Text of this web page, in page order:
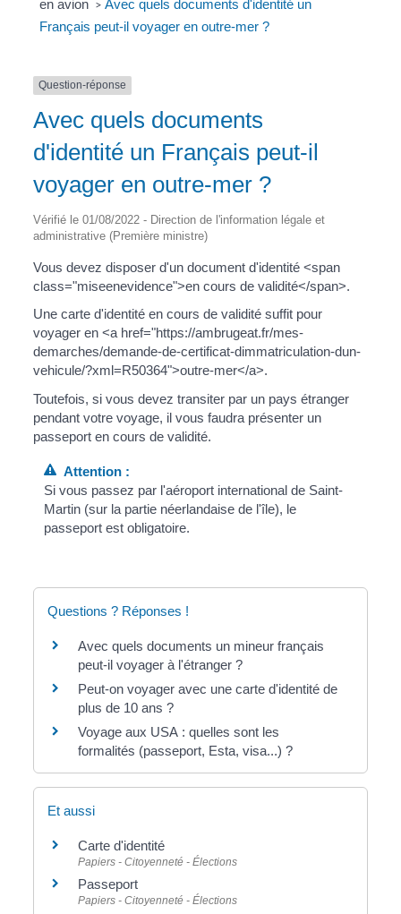
en avion > Avec quels documents d'identité un
Français peut-il voyager en outre-mer ?
Question-réponse
Avec quels documents
d'identité un Français peut-il
voyager en outre-mer ?
Vérifié le 01/08/2022 - Direction de l'information légale et
administrative (Première ministre)
Vous devez disposer d'un document d'identité <span
class="miseenevidence">en cours de validité</span>.
Une carte d'identité en cours de validité suffit pour
voyager en <a href="https://ambrugeat.fr/mes-
demarches/demande-de-certificat-dimmatriculation-dun-
vehicule/?xml=R50364">outre-mer</a>.
Toutefois, si vous devez transiter par un pays étranger
pendant votre voyage, il vous faudra présenter un
passeport en cours de validité.
Attention :
Si vous passez par l'aéroport international de Saint-
Martin (sur la partie néerlandaise de l'île), le
passeport est obligatoire.
Questions ? Réponses !
Avec quels documents un mineur français
peut-il voyager à l'étranger ?
Peut-on voyager avec une carte d'identité de
plus de 10 ans ?
Voyage aux USA : quelles sont les
formalités (passeport, Esta, visa...) ?
Et aussi
Carte d'identité
Papiers - Citoyenneté - Élections
Passeport
Papiers - Citoyenneté - Élections